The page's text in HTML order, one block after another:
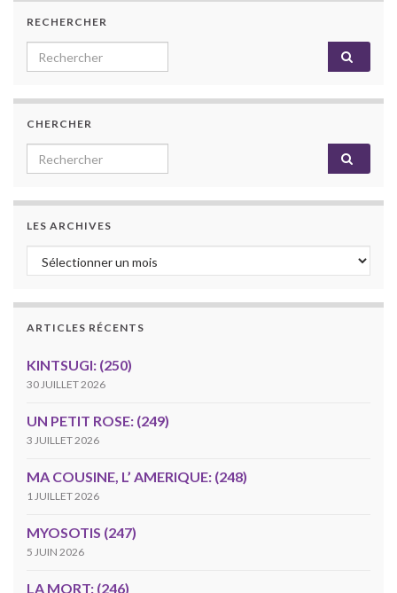
RECHERCHER
Search for:
CHERCHER
Search for:
LES ARCHIVES
Les archives
ARTICLES RÉCENTS
KINTSUGI: (250)
30 JUILLET 2026
UN PETIT ROSE: (249)
3 JUILLET 2026
MA COUSINE, L’ AMERIQUE: (248)
1 JUILLET 2026
MYOSOTIS (247)
5 JUIN 2026
LA MORT: (246)